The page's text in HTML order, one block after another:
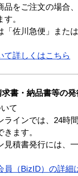
品をご注文の場合
。
佐川急便」また
て詳しくはこちら
求書・納品書等の
て
ラインでは、24時
ます。
積書発行には、
員（BizID）の詳細